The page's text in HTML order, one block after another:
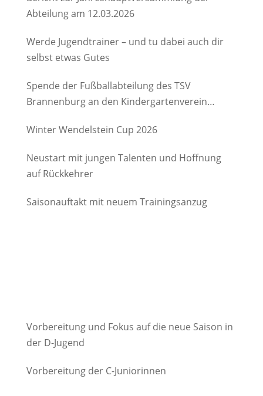
Abteilung am 12.03.2026
Werde Jugendtrainer – und tu dabei auch dir
selbst etwas Gutes
Spende der Fußballabteilung des TSV
Brannenburg an den Kindergartenverein
Winter Wendelstein Cup 2026
Neustart mit jungen Talenten und Hoffnung
auf Rückkehrer
Saisonauftakt mit neuem Trainingsanzug
Vorbereitung und Fokus auf die neue Saison in
der D-Jugend
Vorbereitung der C-Juniorinnen